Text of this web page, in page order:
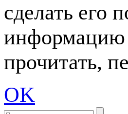
сделать его
информацию
прочитать,
OK